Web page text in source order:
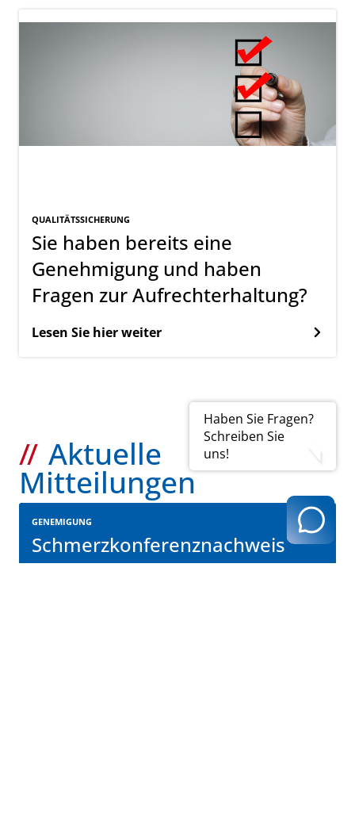
Haben Sie Fragen?
Schreiben Sie
uns!
QUALITÄTSSICHERUNG
Sie haben bereits eine
Genehmigung und haben
Fragen zur Aufrechterhaltung?
Lesen Sie hier weiter
Aktuelle
Mitteilungen
GENEMIGUNG
Schmerzkonferenznachweis
durch Video-Konferenz möglich